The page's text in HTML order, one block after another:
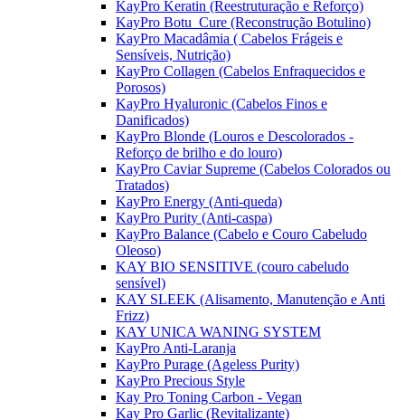
KayPro Keratin (Reestruturação e Reforço)
KayPro Botu_Cure (Reconstrução Botulino)
KayPro Macadâmia ( Cabelos Frágeis e
Sensíveis, Nutrição)
KayPro Collagen (Cabelos Enfraquecidos e
Porosos)
KayPro Hyaluronic (Cabelos Finos e
Danificados)
KayPro Blonde (Louros e Descolorados -
Reforço de brilho e do louro)
KayPro Caviar Supreme (Cabelos Colorados ou
Tratados)
KayPro Energy (Anti-queda)
KayPro Purity (Anti-caspa)
KayPro Balance (Cabelo e Couro Cabeludo
Oleoso)
KAY BIO SENSITIVE (couro cabeludo
sensível)
KAY SLEEK (Alisamento, Manutenção e Anti
Frizz)
KAY UNICA WANING SYSTEM
KayPro Anti-Laranja
KayPro Purage (Ageless Purity)
KayPro Precious Style
Kay Pro Toning Carbon - Vegan
Kay Pro Garlic (Revitalizante)